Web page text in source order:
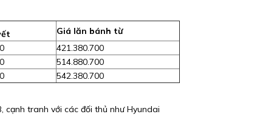
Giá lăn bánh từ
421.380.700
514.880.700
542.380.700
cạnh tranh với các đối thủ như Hyundai